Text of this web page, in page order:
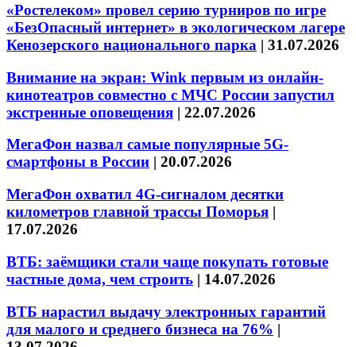
«Ростелеком» провел серию турниров по игре
«БезОпасный интернет» в экологическом лагере
Кенозерского национального парка | 31.07.2026
Внимание на экран: Wink первым из онлайн-
кинотеатров совместно с МЧС России запустил
экстренные оповещения | 22.07.2026
МегаФон назвал самые популярные 5G-
смартфоны в России | 20.07.2026
МегаФон охватил 4G-сигналом десятки
километров главной трассы Поморья |
17.07.2026
ВТБ: заёмщики стали чаще покупать готовые
частные дома, чем строить | 14.07.2026
ВТБ нарастил выдачу электронных гарантий
для малого и среднего бизнеса на 76% |